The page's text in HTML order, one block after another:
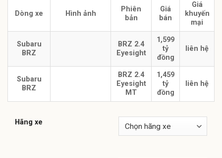
Dòng xe Hình ảnh
Phiên
bản
Giá
bán
Giá
khuyến
mại
Subaru
BRZ
BRZ 2.4
Eyesight
1,599
tỷ
đồng
liên hệ
Subaru
BRZ
BRZ 2.4
Eyesight
MT
1,459
tỷ
đồng
liên hệ
Hãng xe